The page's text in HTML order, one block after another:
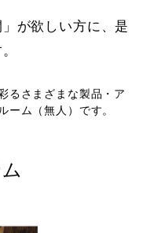
が欲しい方に、是
るさまざまな製品・ア
ーム（無人）です。